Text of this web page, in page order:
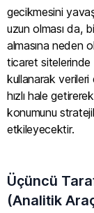
gecikmesini
uzun olması da,
almasına neden
ticaret sitelerinde
kullanarak verileri
hızlı hale
konumunu
etkileyecektir.
Üçüncü
(Analitik